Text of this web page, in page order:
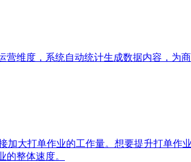
维度，系统自动统计生成数据内容，为
大打单作业的工作量。想要提升打单作
整体速度。